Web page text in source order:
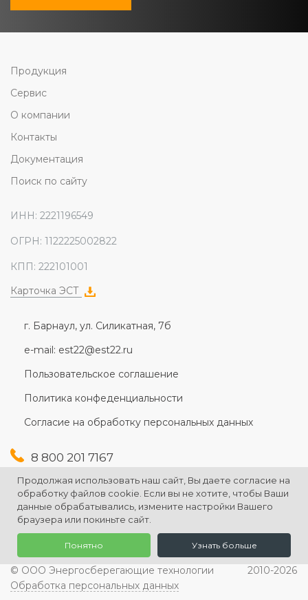
Продукция
Сервис
О компании
Контакты
Документация
Поиск по сайту
ИНН: 2221196549
ОГРН: 1122225002822
КПП: 222101001
Карточка ЭСТ
г. Барнаул, ул. Силикатная, 7б
e-mail: est22@est22.ru
Пользовательское соглашение
Политика конфеденциальности
Согласие на обработку персональных данных
8 800 201 7167
+7 (3852) 607-167
+7 (3852) 226-176
© ООО Энергосберегающие технологии
Обработка персональных данных
2010-2026
Продолжая использовать наш сайт, Вы даете согласие на
обработку файлов cookie. Если вы не хотите, чтобы Ваши
данные обрабатывались, измените настройки Вашего
браузера или покиньте сайт.
Понятно Узнать больше